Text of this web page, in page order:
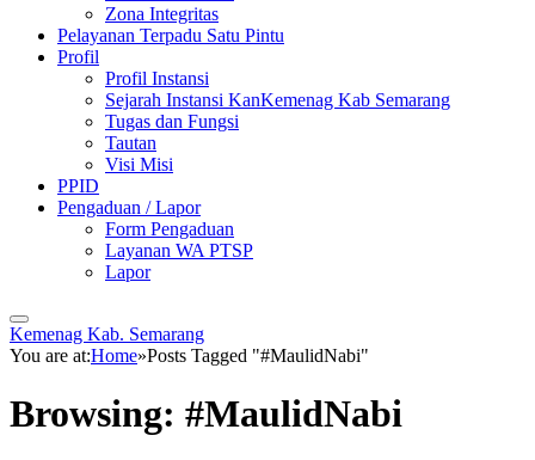
Zona Integritas
Pelayanan Terpadu Satu Pintu
Profil
Profil Instansi
Sejarah Instansi KanKemenag Kab Semarang
Tugas dan Fungsi
Tautan
Visi Misi
PPID
Pengaduan / Lapor
Form Pengaduan
Layanan WA PTSP
Lapor
Kemenag Kab. Semarang
You are at:Home»Posts Tagged "#MaulidNabi"
Browsing: #MaulidNabi